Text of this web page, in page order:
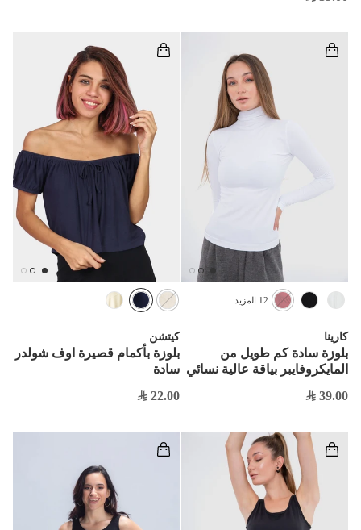
كارينا
بلوزة سادة كم طويل من
المايكروفايبر بياقة عالية نسائي
39.00
12 المزيد
كيتشن
بلوزة بأكمام قصيرة اوف شولدر
سادة
22.00